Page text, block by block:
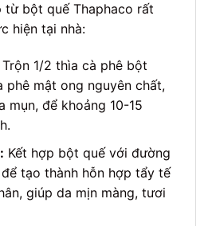
bột quế Thaphaco rất
hiện tại nhà:
Trộn 1/2 thìa cà phê bột
phê mật ong nguyên chất,
mụn, để khoảng 10-15
Kết hợp bột quế với đường
tạo thành hỗn hợp tẩy tế
giúp da mịn màng, tươi